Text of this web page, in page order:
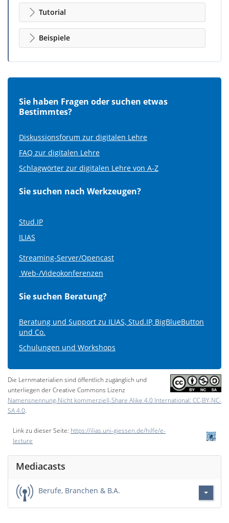
Tutorial
Beispiele
Sie haben Fragen oder suchen etwas
Bestimmtes?
Diskussionsforum zur digitalen Lehre
FAQ zur digitalen Lehre
Schlagwörter zur digitalen Lehre von A-Z
Sie suchen nach Werkzeugen?
Stud.IP
ILIAS
Streaming-Server/Opencast
Web-/Videokonferenzen
Sie suchen Beratung?
Beratung und Support zu ILIAS, Stud.IP, BigBlueButton
und Co.
Schulungen und Workshops
Die Lernmaterialien sind öffentlich zugänglich und
unterliegen der Creative Commons Lizenz
Namensnennung-Nicht kommerziell-Share Alike 4.0 International: CC-BY-NC-
SA 4.0.
Link zu dieser Seite: https://ilias.uni-giessen.de/hilfe/e-
lecture
Mediacasts
Berufe, Branchen & B.A.